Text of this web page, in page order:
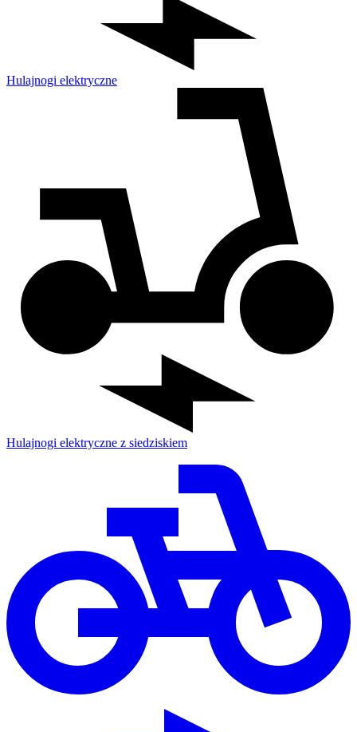
Hulajnogi elektryczne
Hulajnogi elektryczne z siedziskiem